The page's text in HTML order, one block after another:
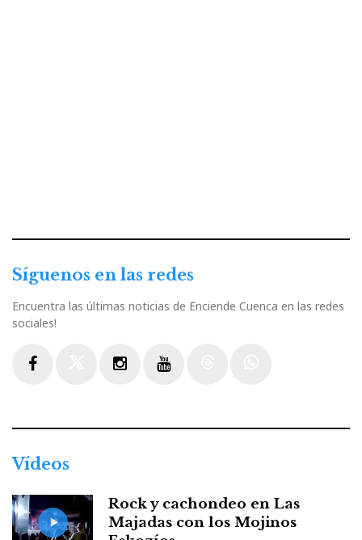
Síguenos en las redes
Encuentra las últimas noticias de Enciende Cuenca en las redes
sociales!
Vídeos
Rock y cachondeo en Las
Majadas con los Mojinos